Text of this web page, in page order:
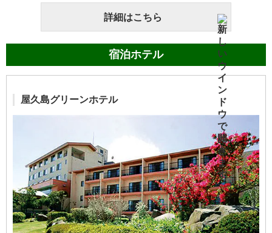
詳細はこちら
宿泊ホテル
屋久島グリーンホテル